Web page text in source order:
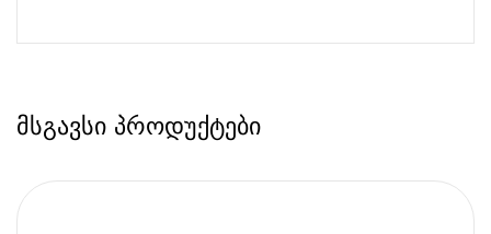
მსგავსი პროდუქტები